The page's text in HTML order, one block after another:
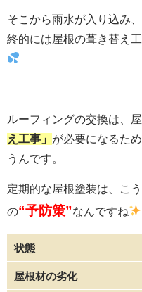
そこから雨水が入り込み
終的には屋根の葺き替え
ルーフィングの交換は、
え工事」 が必要になるた
うんです。
定期的な屋根塗装は、こ
の“予防策”なんですね
状態
屋根材の劣化